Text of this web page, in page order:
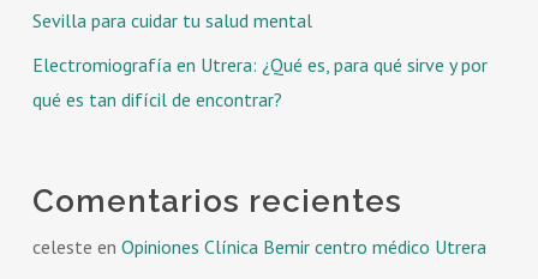
Sevilla para cuidar tu salud mental
Electromiografía en Utrera: ¿Qué es, para qué sirve y por
qué es tan difícil de encontrar?
Comentarios recientes
celeste en Opiniones Clínica Bemir centro médico Utrera